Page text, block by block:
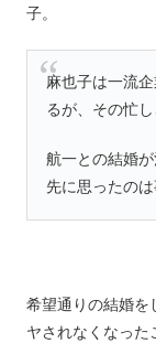
子。
麻也子は一流
るが、その忙し
航一との結婚
先に思ったの
希望通りの結婚を
ヤされなくなった